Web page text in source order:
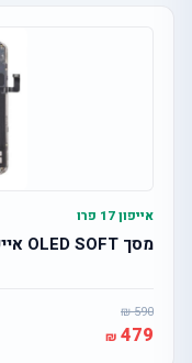
אייפון 17 פרו
מסך OLED SOFT אייפון 17 פרו
590
479